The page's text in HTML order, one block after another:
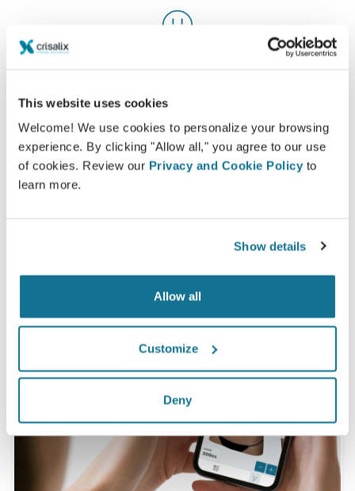
This website uses cookies
Welcome! We use cookies to personalize your browsing
experience. By clicking "Allow all," you agree to our use
of cookies. Review our Privacy and Cookie Policy to
learn more.
Show details
Allow all
Customize
Deny
tevreden te zijn met hun ingreep na eerst vooraf
de Crisalix 3D simulatie te hebben gezien.*
*Een online onderzoek gevoerd onder patiënten die een